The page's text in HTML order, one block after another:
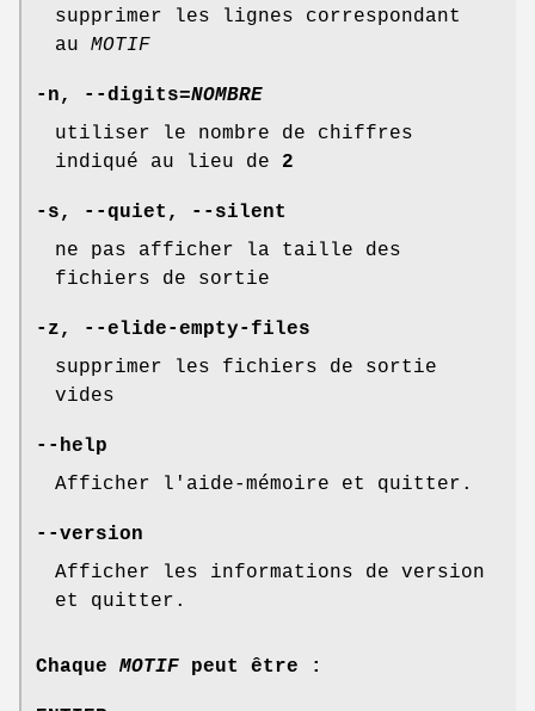
supprimer les lignes correspondant
au MOTIF
-n , --digits=NOMBRE
utiliser le nombre de chiffres
indiqué au lieu de 2
-s , --quiet ,
--silent
ne pas afficher la taille des
fichiers de sortie
-z ,
--elide-empty-files
supprimer les fichiers de sortie
vides
--help
Afficher l'aide-mémoire et quitter.
--version
Afficher les informations de version
et quitter.
Chaque MOTIF peut être :